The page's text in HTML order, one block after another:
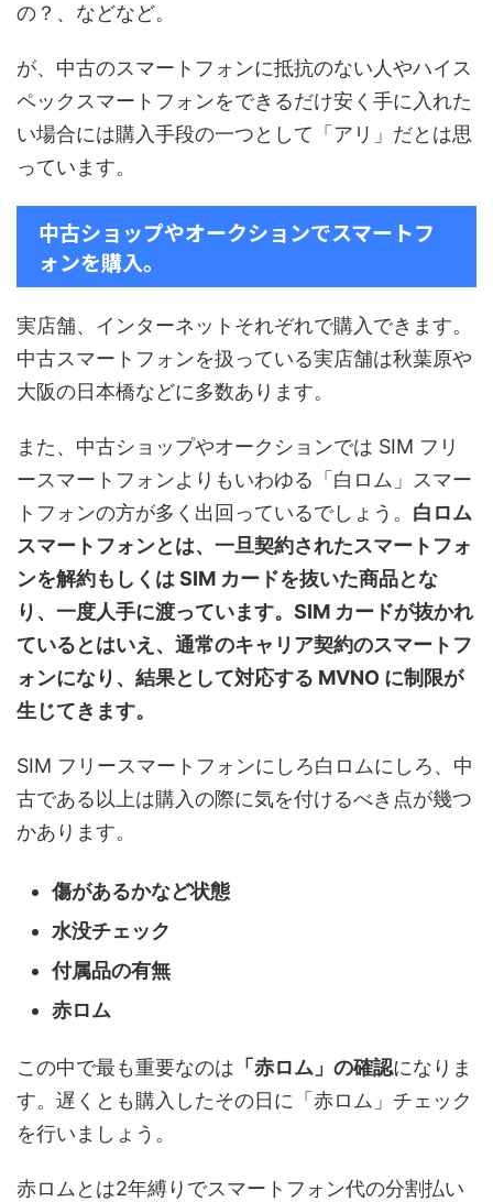
の？、などなど。
が、中古のスマートフォンに抵抗のない人やハイス
ペックスマートフォンをできるだけ安く手に入れた
い場合には購入手段の一つとして「アリ」だとは思
っています。
中古ショップやオークションでスマートフ
ォンを購入。
実店舗、インターネットそれぞれで購入できます。
中古スマートフォンを扱っている実店舗は秋葉原や
大阪の日本橋などに多数あります。
また、中古ショップやオークションでは SIM フリ
ースマートフォンよりもいわゆる「白ロム」スマー
トフォンの方が多く出回っているでしょう。 白ロム
スマートフォンとは、一旦契約されたスマートフォ
ンを解約もしくは SIM カードを抜いた商品とな
り、一度人手に渡っています。SIM カードが抜かれ
ているとはいえ、通常のキャリア契約のスマートフ
ォンになり、結果として対応する MVNO に制限が
生じてきます。
SIM フリースマートフォンにしろ白ロムにしろ、中
古である以上は購入の際に気を付けるべき点が幾つ
かあります。
傷があるかなど状態
水没チェック
付属品の有無
赤ロム
この中で最も重要なのは 「赤ロム」の確認になりま
す。遅くとも購入したその日に「赤ロム」チェック
を行いましょう。
赤ロムとは2年縛りでスマートフォン代の分割払い